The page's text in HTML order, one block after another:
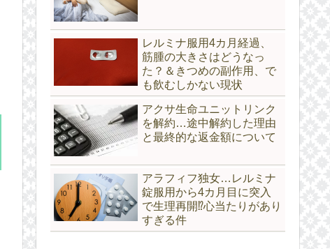
レルミナ服用4カ月経過、
筋腫の大きさはどうなっ
た？＆きつめの副作用、で
も飲むしかない現状
アクサ生命ユニットリンク
を解約…途中解約した理由
と最終的な返金額について
アラフィフ独女…レルミナ
錠服用から4カ月目に突入
で生理再開⁉心当たりがあり
すぎる件